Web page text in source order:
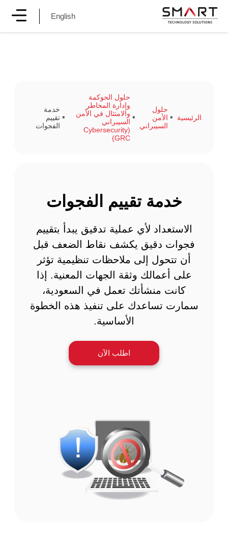
English
الرئيسية
حلول
الأمن
السيبراني
حلول الحوكمة
وإدارة المخاطر
والامتثال في الأمن
السيبراني
(Cybersecurity
GRC)
خدمة
تقييم
الفجوات
خدمة تقييم الفجوات
الاستعداد لأي عملية تدقيق يبدأ بتقييم
فجوات دقيق يكشف نقاط الضعف قبل
أن تتحول إلى ملاحظات تنظيمية تؤثر
على أعمالك وثقة الجهات المعنية. إذا
كانت منشأتك تعمل في السعودية،
سمارت تساعدك على تنفيذ هذه الخطوة
الأساسية.
اطلب الآن